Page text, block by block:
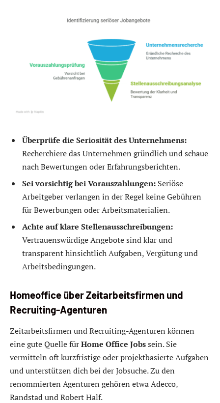
Überprüfe die Seriosität des Unternehmens:
Recherchiere das Unternehmen gründlich und schaue
nach Bewertungen oder Erfahrungsberichten.
Sei vorsichtig bei Vorauszahlungen: Seriöse
Arbeitgeber verlangen in der Regel keine Gebühren
für Bewerbungen oder Arbeitsmaterialien.
Achte auf klare Stellenausschreibungen:
Vertrauenswürdige Angebote sind klar und
transparent hinsichtlich Aufgaben, Vergütung und
Arbeitsbedingungen.
Homeoffice über Zeitarbeitsfirmen und
Recruiting-Agenturen
Zeitarbeitsfirmen und Recruiting-Agenturen können
eine gute Quelle fürHome Office Jobssein. Sie
vermitteln oft kurzfristige oder projektbasierte Aufgaben
und unterstützen dich bei der Jobsuche. Zu den
renommierten Agenturen gehören etwa Adecco,
Randstad und Robert Half.